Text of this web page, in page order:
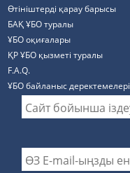
Өтініштерді қарау барысы
БАҚ ҰБО туралы
ҰБО оқиғалары
ҚР ҰБО қызметі туралы
F.A.Q.
ҰБО байланыс деректемелерi